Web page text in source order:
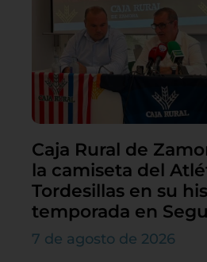
Caja Rural de
la camiseta del
Tordesillas en su
temporada en
7 de agosto de 2026